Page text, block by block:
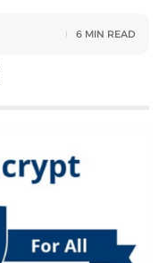
6 MIN READ